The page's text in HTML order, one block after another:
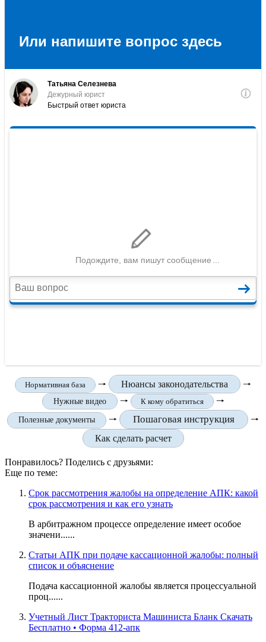
Нормативная база 🠒 Нюансы законодательства 🠒
Нужные видео 🠒 К кому обратиться 🠒
Полезные документы 🠒 Пошаговая инструкция
🠒
Как сделать расчет
Понравилось? Поделись с друзьями:
Еще по теме:
Срок рассмотрения жалобы на определение АПК: какой
срок рассмотрения и как его узнать
В арбитражном процессе определение имеет особое
значени......
Статьи АПК при подаче кассационной жалобы: полный
список и объяснение
Подача кассационной жалобы является процессуальной
проц......
Учетный Лист Тракториста Машиниста Бланк Скачать
Бесплатно • Форма 412-апк